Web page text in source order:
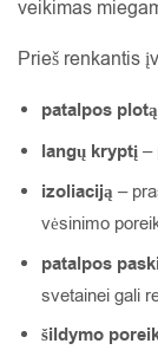
veikimas
Prieš renkantis
patalpos plotą
langų kryptį –
izoliaciją –
vėsinimo
patalpos
svetainei gali
šildymo